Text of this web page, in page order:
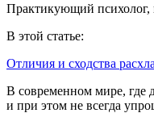
Практикующий психолог,
В этой статье:
Отличия и сходства
В современном мире, где
и при этом не всегда